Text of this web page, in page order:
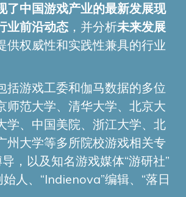
了中国游戏产业的最新发展现
业前沿动态 ，并分析未来发展
供权威性和实践性兼具的行业
括游戏工委和伽马数据的多位
师范大学、清华大学、北京大
学、中国美院、浙江大学、北
州大学等多所院校游戏相关专
，以及知名游戏媒体“游研社”
始人、“Indienova”编辑、“落日